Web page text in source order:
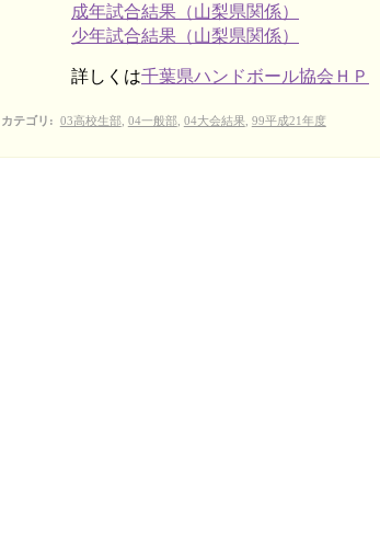
成年試合結果（山梨県関係）
少年試合結果（山梨県関係）
詳しくは千葉県ハンドボール協会ＨＰ
カテゴリ : 03高校生部, 04一般部, 04大会結果 99平成21年度